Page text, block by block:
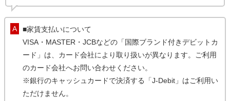
■家賃支払いについて
VISA・MASTER・JCBなどの「国際ブランド付きデビットカ
ード」は、カード会社により取り扱いが異なります。ご利用
のカード会社へお問い合わせください。
※銀行のキャッシュカードで決済する「J-Debit」はご利用い
ただけません。